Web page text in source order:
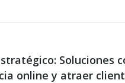
Soluciones
online y atraer